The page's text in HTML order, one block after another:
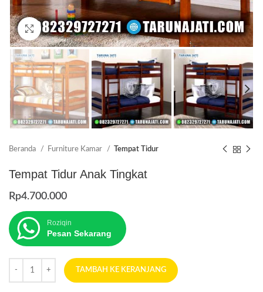
Click to enlarge
Beranda Furniture Kamar Tempat Tidur
Tempat Tidur Anak Tingkat
Rp4.700.000
Roziqin
Pesan Sekarang
TAMBAH KE KERANJANG